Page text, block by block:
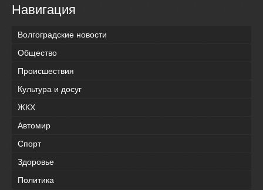
Навигация
Волгоградские новости
Общество
Происшествия
Культура и досуг
ЖКХ
Автомир
Спорт
Здоровье
Политика